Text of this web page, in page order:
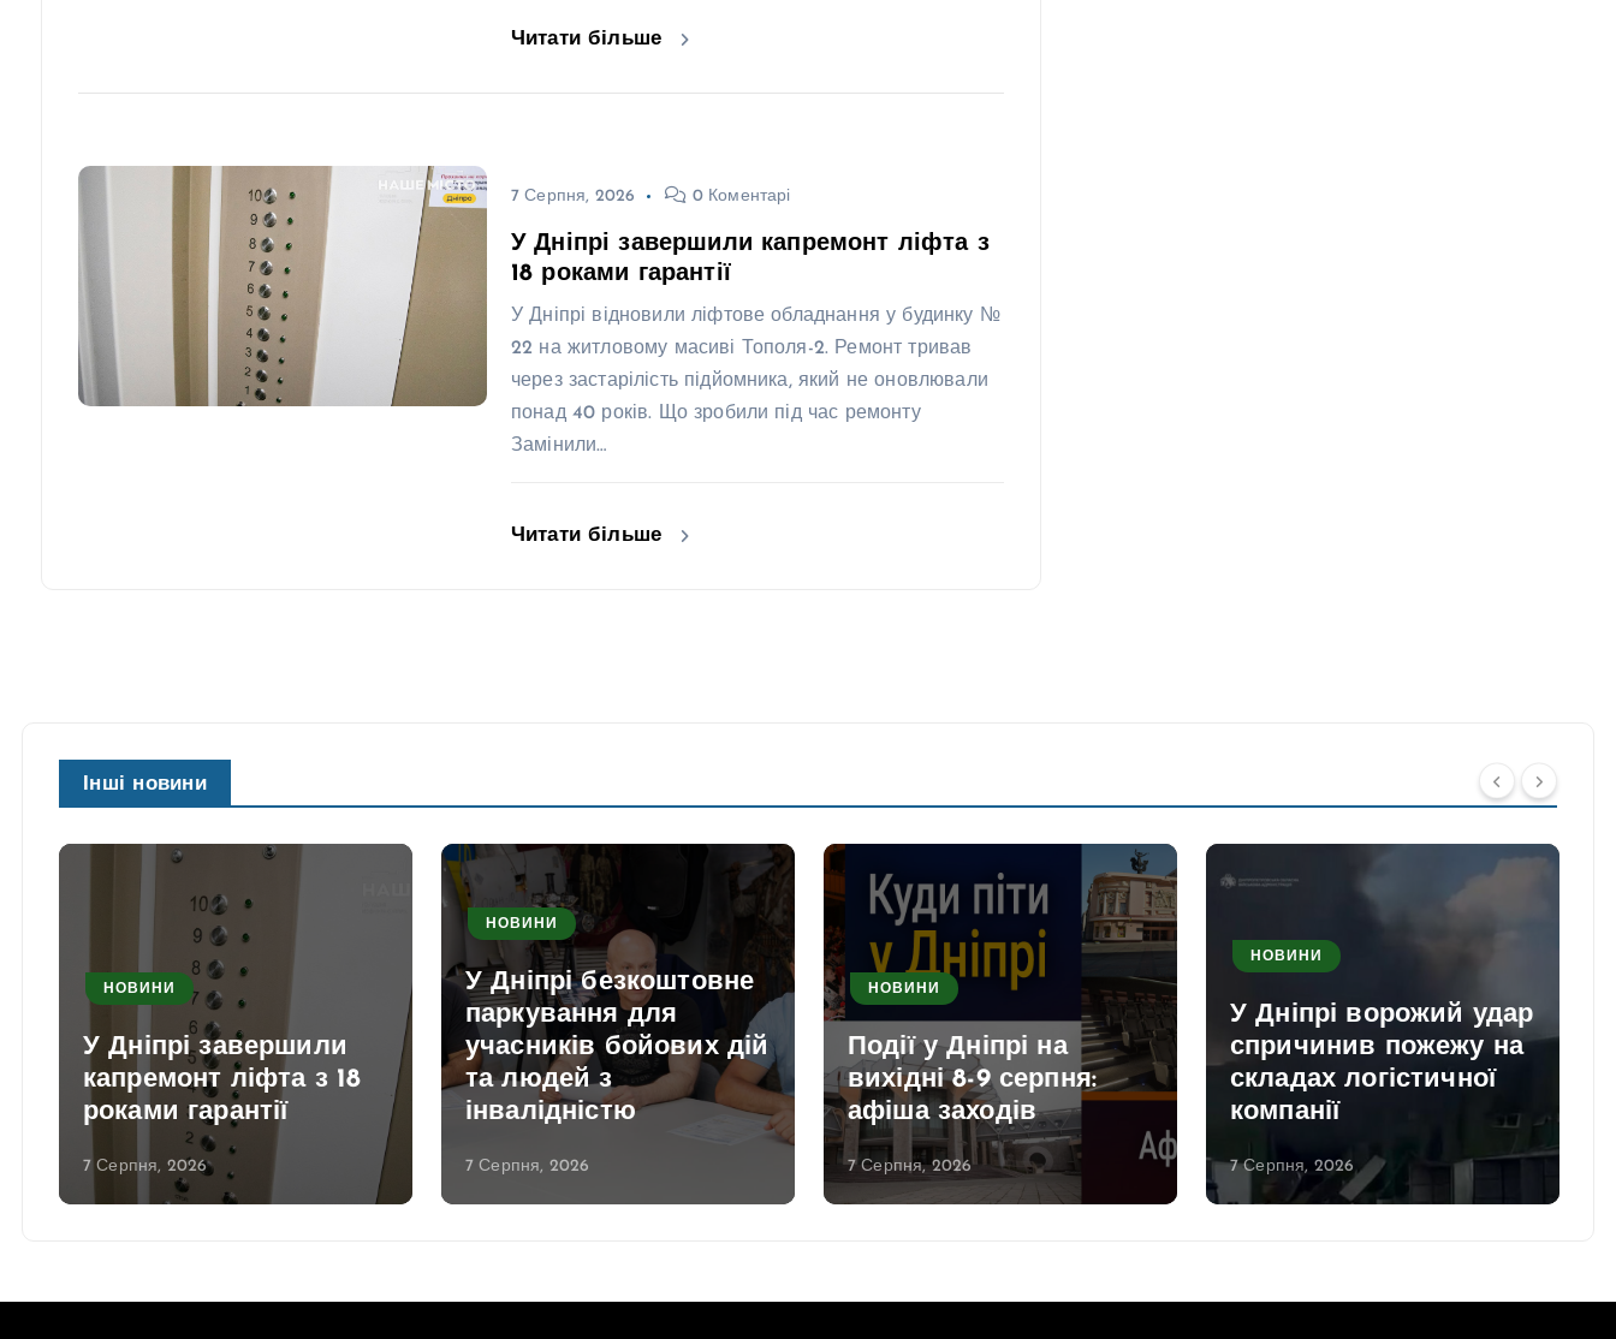
Читати більше
7 Серпня, 2026 0 Коментарі
У Дніпрі завершили капремонт ліфта з
18 роками гарантії
У Дніпрі відновили ліфтове обладнання у будинку №
22 на житловому масиві Тополя-2. Ремонт тривав
через застарілість підйомника, який не оновлювали
понад 40 років. Що зробили під час ремонту
Замінили…
Читати більше
Інші новини
НОВИНИ
У Дніпрі завершили
капремонт ліфта з 18
роками гарантії
7 Серпня, 2026
НОВИНИ
У Дніпрі безкоштовне
паркування для
учасників бойових дій
та людей з
інвалідністю
7 Серпня, 2026
НОВИНИ
Події у Дніпрі на
вихідні 8-9 серпня:
афіша заходів
7 Серпня, 2026
НОВИНИ
У Дніпрі ворожий удар
спричинив пожежу на
складах логістичної
компанії
7 Серпня, 2026